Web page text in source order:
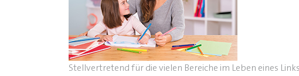
Stellvertretend für die vielen Bereiche im Leben eines